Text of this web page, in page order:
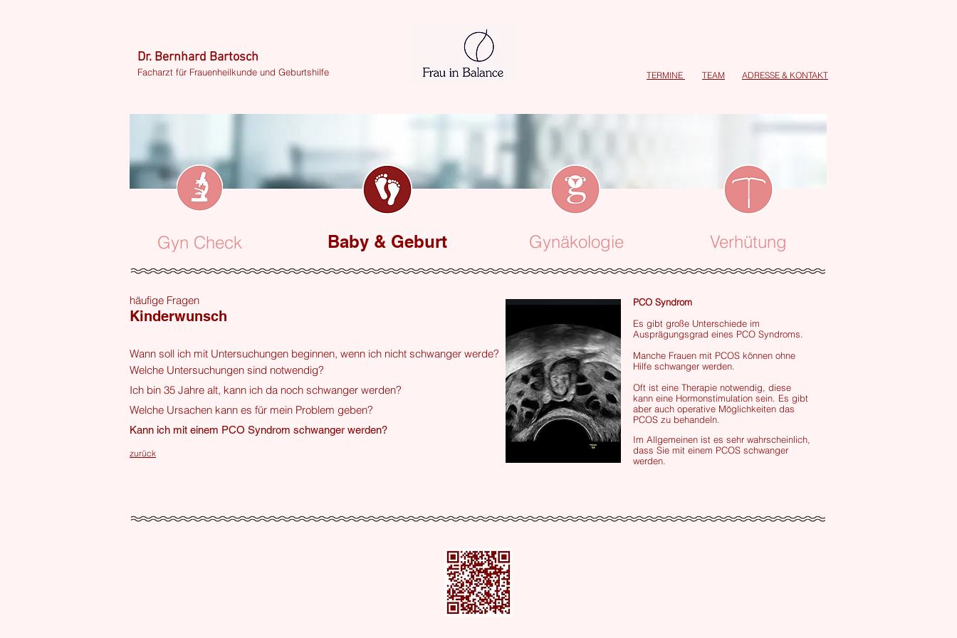
Dr. Bernhard Bartosch
Facharzt für Frauenheilkunde und Geburtshilfe TERMINE TEAM ADRESSE & KONTAKT
Gyn Check Baby & Geburt Gynäkologie Verhütung
PCO Syndrom
Es gibt große Unterschiede im
Ausprägungsgrad eines PCO Syndroms.
Manche Frauen mit PCOS können ohne
Hilfe schwanger werden.
Oft ist eine Therapie notwendig, diese
kann eine Hormonstimulation sein. Es gibt
aber auch operative Möglichkeiten das
PCOS zu behandeln.
Im Allgemeinen ist es sehr wahrscheinlich,
dass Sie mit einem PCOS schwanger
werden.
Wann soll ich mit Untersuchungen beginnen, wenn ich nicht schwanger werde?
Welche Untersuchungen sind notwendig?
Ich bin 35 Jahre alt, kann ich da noch schwanger werden?
Welche Ursachen kann es für mein Problem geben?
Kann ich mit einem PCO Syndrom schwanger werden?
häufige Fragen
Kinderwunsch
zurück